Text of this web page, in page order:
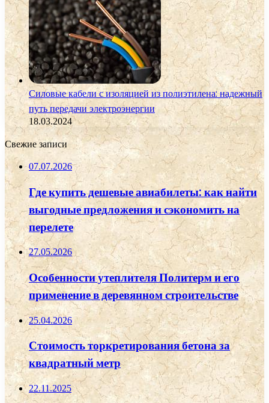
Силовые кабели с изоляцией из полиэтилена: надежный
путь передачи электроэнергии
18.03.2024
Свежие записи
07.07.2026
Где купить дешевые авиабилеты: как найти
выгодные предложения и сэкономить на
перелете
27.05.2026
Особенности утеплителя Политерм и его
применение в деревянном строительстве
25.04.2026
Стоимость торкретирования бетона за
квадратный метр
22.11.2025